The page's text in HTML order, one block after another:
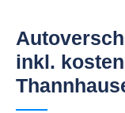
inkl.